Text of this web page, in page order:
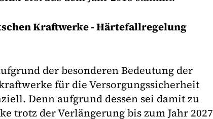
Kraftwerke - Härtefallregelung
der besonderen Bedeutung der
für die Versorgungssicherheit
Denn aufgrund dessen sei damit zu
trotz der Verlängerung bis zum Jahr 2027